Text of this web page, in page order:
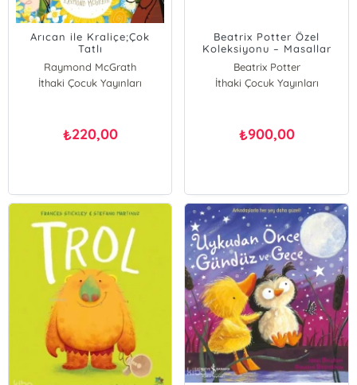
Arıcan ile Kraliçe;Çok
Tatlı
Raymond McGrath
İthaki Çocuk Yayınları
₺220,00
Beatrix Potter Özel
Koleksiyonu – Masallar
Beatrix Potter
İthaki Çocuk Yayınları
₺900,00